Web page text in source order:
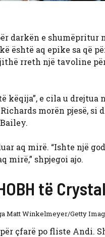
darkën e shumëpritur
është aq epike sa që
rreth një tavoline për
këqija”, e cila u
morën pjesë, si
aq mirë. “Ishte një
mirë,” shpjegoi ajo.
të
Matt Winkelmeyer/Getty
çfarë po fliste Andi.